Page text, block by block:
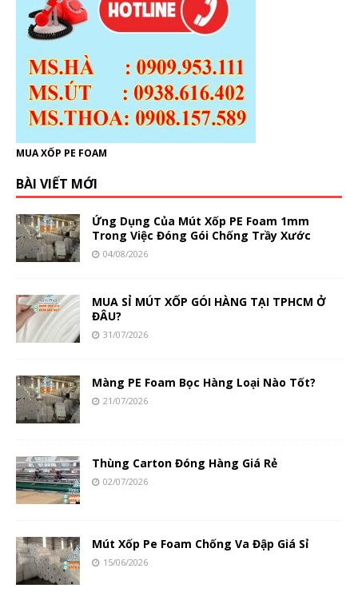
MUA XỐP PE FOAM
BÀI VIẾT MỚI
Ứng Dụng Của Mút Xốp PE Foam 1mm
Trong Việc Đóng Gói Chống Trầy Xước
04/08/2026
MUA SỈ MÚT XỐP GÓI HÀNG TẠI TPHCM Ở
ĐÂU?
31/07/2026
Màng PE Foam Bọc Hàng Loại Nào Tốt?
21/07/2026
Thùng Carton Đóng Hàng Giá Rẻ
02/07/2026
Mút Xốp Pe Foam Chống Va Đập Giá Sỉ
15/06/2026